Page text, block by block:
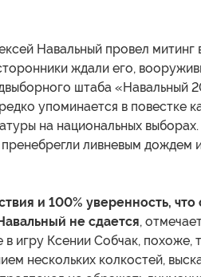
Навальный провел
ждали его,
штаба «Навальный
упоминается в повестке
на национальных
пренебрегли ливневым дождем
и 100% уверенность,
не сдается,
игру Ксении Собчак, похоже,
нескольких колкостей,